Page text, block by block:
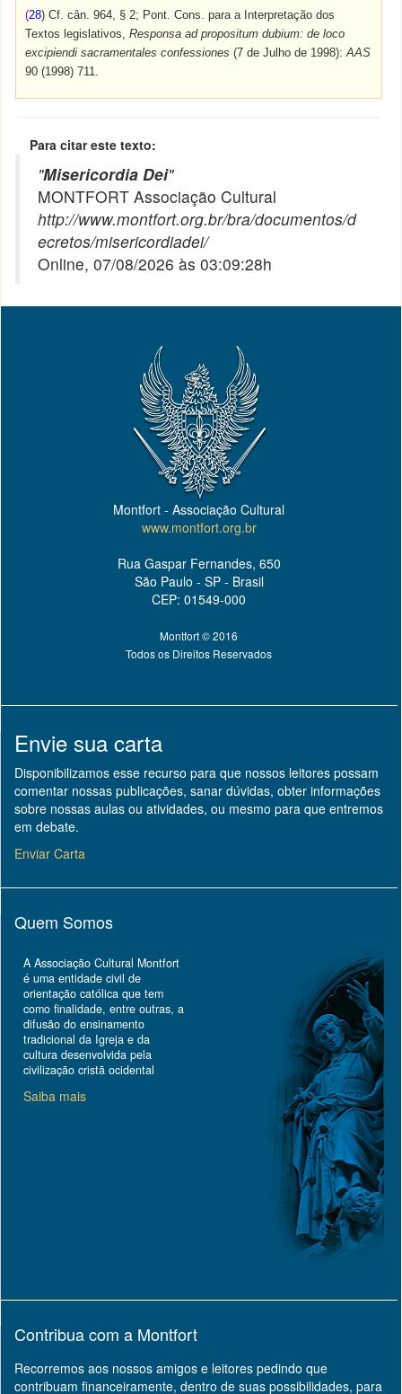
(28) Cf. cân. 964, § 2; Pont. Cons. para a Interpretação dos
Textos legislativos, Responsa ad propositum dubium: de loco
excipiendi sacramentales confessiones (7 de Julho de 1998): AAS
90 (1998) 711.
Para citar este texto:
"Misericordia Dei"
MONTFORT Associação Cultural
http://www.montfort.org.br/bra/documentos/d
ecretos/misericordiadei/
Online, 07/08/2026 às 03:09:28h
Montfort - Associação Cultural
www.montfort.org.br
Rua Gaspar Fernandes, 650
São Paulo - SP - Brasil
CEP: 01549-000
Montfort © 2016
Todos os Direitos Reservados
Envie sua carta
Disponibilizamos esse recurso para que nossos leitores possam
comentar nossas publicações, sanar dúvidas, obter informações
sobre nossas aulas ou atividades, ou mesmo para que entremos
em debate.
Enviar Carta
Quem Somos
A Associação Cultural Montfort
é uma entidade civil de
orientação católica que tem
como finalidade, entre outras, a
difusão do ensinamento
tradicional da Igreja e da
cultura desenvolvida pela
civilização cristã ocidental
Saiba mais
Contribua com a Montfort
Recorremos aos nossos amigos e leitores pedindo que
contribuam financeiramente, dentro de suas possibilidades, para